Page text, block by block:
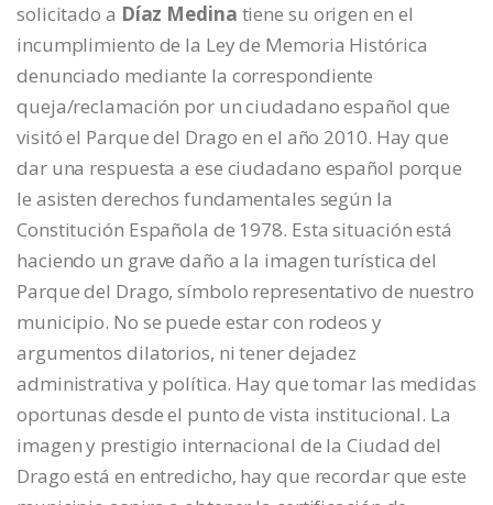
solicitado a Díaz Medina tiene su origen en el
incumplimiento de la Ley de Memoria Histórica
denunciado mediante la correspondiente
queja/reclamación por un ciudadano español que
visitó el Parque del Drago en el año 2010. Hay que
dar una respuesta a ese ciudadano español porque
le asisten derechos fundamentales según la
Constitución Española de 1978. Esta situación está
haciendo un grave daño a la imagen turística del
Parque del Drago, símbolo representativo de nuestro
municipio. No se puede estar con rodeos y
argumentos dilatorios, ni tener dejadez
administrativa y política. Hay que tomar las medidas
oportunas desde el punto de vista institucional. La
imagen y prestigio internacional de la Ciudad del
Drago está en entredicho, hay que recordar que este